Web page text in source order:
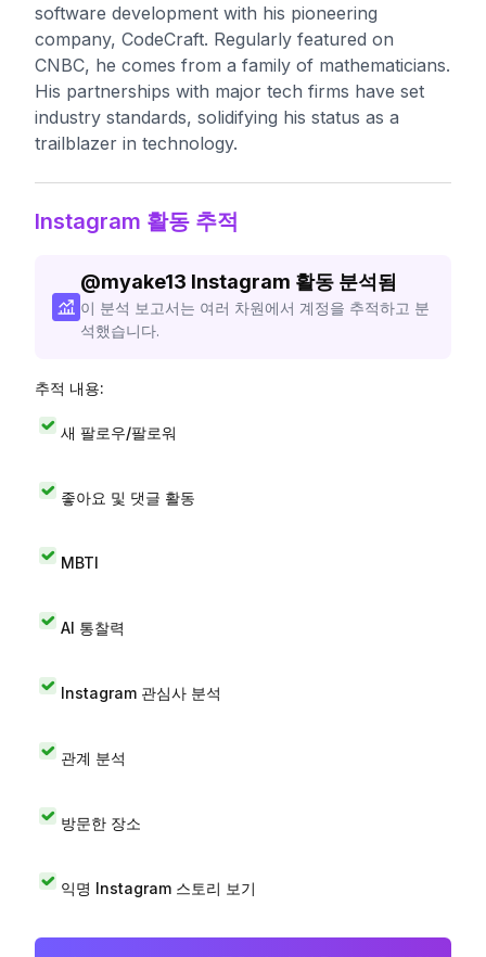
software development with his pioneering
company, CodeCraft. Regularly featured on
CNBC, he comes from a family of mathematicians.
His partnerships with major tech firms have set
industry standards, solidifying his status as a
trailblazer in technology.
Instagram 활동 추적
@myake13 Instagram 활동 분석됨
이 분석 보고서는 여러 차원에서 계정을 추적하고 분
석했습니다.
추적 내용:
새 팔로우/팔로워
좋아요 및 댓글 활동
MBTI
AI 통찰력
Instagram 관심사 분석
관계 분석
방문한 장소
익명 Instagram 스토리 보기